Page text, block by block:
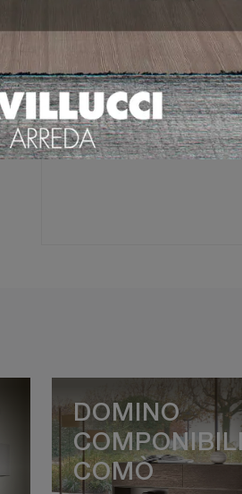
Ho preso visione della
DOMINO
COMÒ